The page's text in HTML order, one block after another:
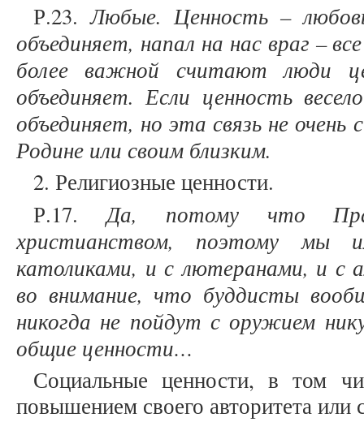
Р.23.Любые. Ценность –
объединяет, напал на нас враг –
более важной считают люди
объединяет. Если ценность
объединяет, но эта связь не
Родине или своим близким.
2. Религиозные ценности.
Р.17.Да, потому что
христианством, поэтому
католиками, и с лютеранами, и с
во внимание, что буддисты
никогда не пойдут с оружием
общие ценности…
Социальные ценности, в том
повышением своего авторитета или